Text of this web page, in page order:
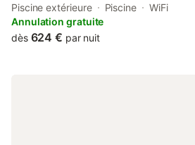
caractère pleine de touches
individuelles, de pièces rustiques,
convivialité / confort. Avant tout, nous
Piscine extérieure Piscine
WiFi
Annulation gratuite
dès 624 € par nuit